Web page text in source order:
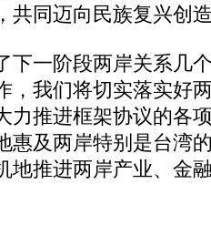
共同迈向民族复兴创
一阶段两岸关系几
，我们将切实落实好
力推进框架协议的各
惠及两岸特别是台湾
地推进两岸产业、金